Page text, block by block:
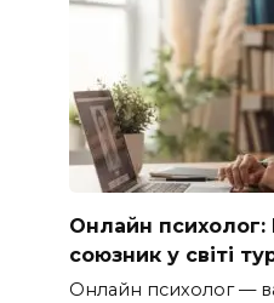
Онлайн психолог:
союзник у світі
Онлайн психолог —